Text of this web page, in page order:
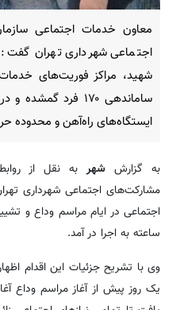
معاون خدمات اجتماعی
اجتماعی شهرداری تهران گفت:
شهید، مراکز فوریت‌های
ساماندهی ۱۷۰ فرد
ایستگاه‌های راه‌آهن و محدوده
به گزارششهر به نقل از
مشارکت‌های اجتماعی شهرداری
ساعته به اجرا در آمد.
یک روز پیش از آغاز مراسم وداع